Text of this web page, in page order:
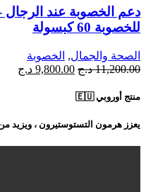
دعم الخصوبة عند
للخصوبة 60 كبسولة
الصحة والجمال, الخصوبة
11,200.00 د.ج السعر
9,800.00 د.ج
منتج أوروبي 🇪🇺
يعزز هرمون التستوستيرون ، ويزيد من